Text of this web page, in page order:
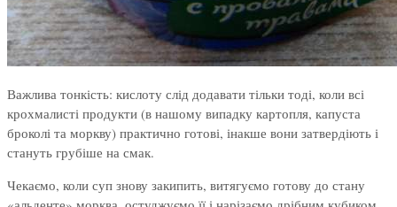
Важлива тонкість: кислоту слід додавати тільки тоді, коли всі
крохмалисті продукти (в нашому випадку картопля, капуста
броколі та моркву) практично готові, інакше вони затвердіють і
стануть грубіше на смак.
Чекаємо, коли суп знову закипить, витягуємо готову до стану